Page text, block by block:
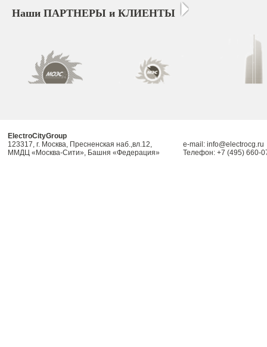
Наши ПАРТНЕРЫ и КЛИЕНТЫ
ElectroCityGroup
123317, г. Москва, Пресненская наб.,вл.12,
ММДЦ «Москва-Сити», Башня «Федерация»
e-mail: info@electrocg.ru
Телефон: +7 (495) 660-